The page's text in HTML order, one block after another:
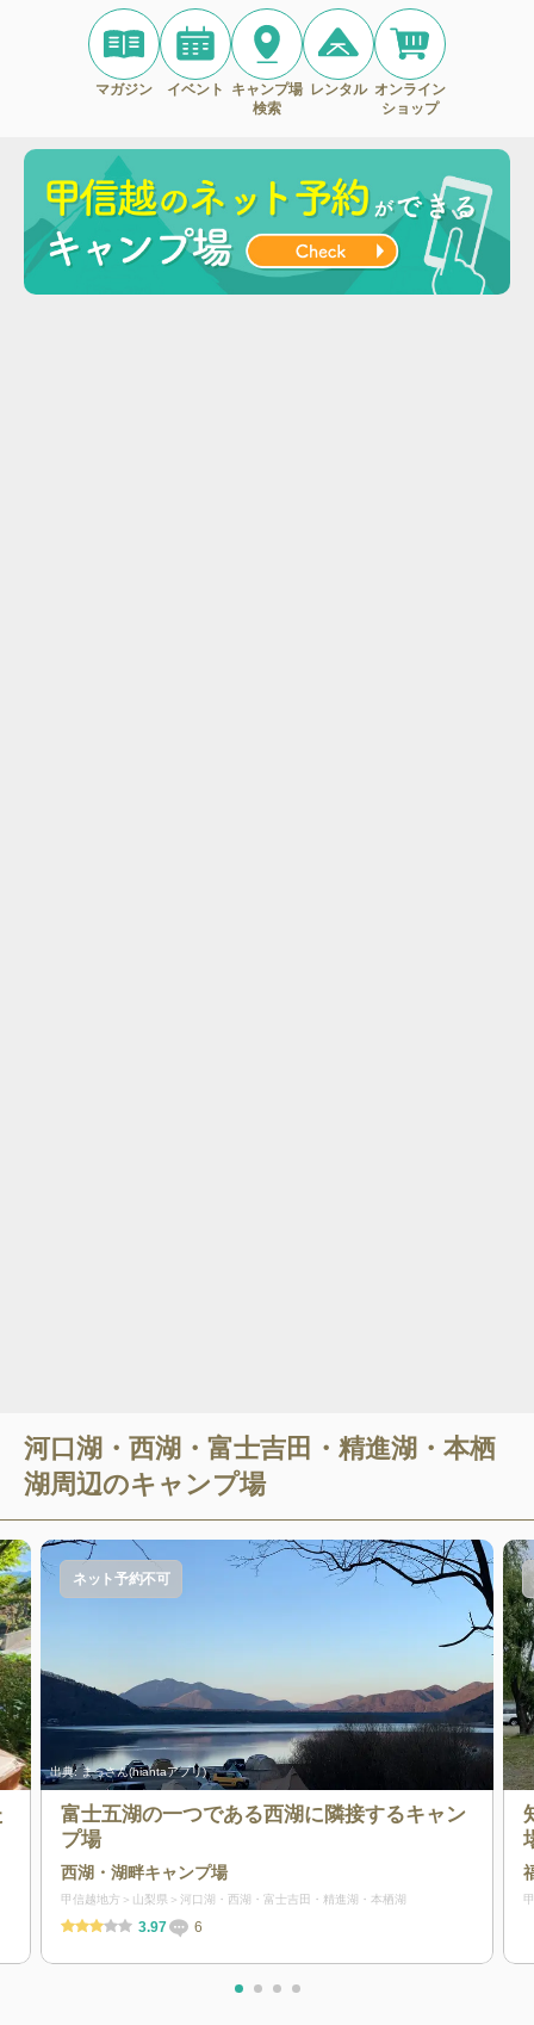
マガジン イベント
キャンプ場
検索
レンタル オンライン
ショップ
河口湖・西湖・富士吉田・精進湖・本栖
湖 周辺のキャンプ場
出典:まっさん(hiantaアプリ)
ネット予約不可
富士五湖の一つである西湖に隣接するキャン
プ場
西湖・湖畔キャンプ場
甲信越地方 山梨県 河口湖・西湖・富士吉田・精進湖・本栖湖
3.97 6